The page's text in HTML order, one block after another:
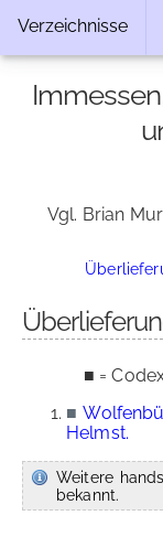
Verzeichnisse
Vgl. Brian
■ =
■
Helmst.
Weitere
bekannt.